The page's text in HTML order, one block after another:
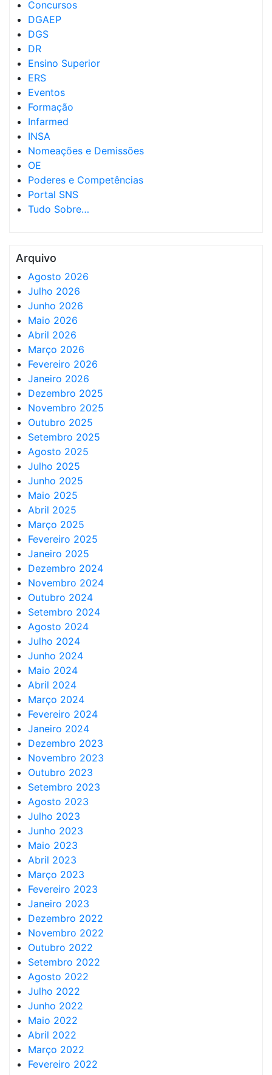
Concursos
DGAEP
DGS
DR
Ensino Superior
ERS
Eventos
Formação
Infarmed
INSA
Nomeações e Demissões
OE
Poderes e Competências
Portal SNS
Tudo Sobre…
Arquivo
Agosto 2026
Julho 2026
Junho 2026
Maio 2026
Abril 2026
Março 2026
Fevereiro 2026
Janeiro 2026
Dezembro 2025
Novembro 2025
Outubro 2025
Setembro 2025
Agosto 2025
Julho 2025
Junho 2025
Maio 2025
Abril 2025
Março 2025
Fevereiro 2025
Janeiro 2025
Dezembro 2024
Novembro 2024
Outubro 2024
Setembro 2024
Agosto 2024
Julho 2024
Junho 2024
Maio 2024
Abril 2024
Março 2024
Fevereiro 2024
Janeiro 2024
Dezembro 2023
Novembro 2023
Outubro 2023
Setembro 2023
Agosto 2023
Julho 2023
Junho 2023
Maio 2023
Abril 2023
Março 2023
Fevereiro 2023
Janeiro 2023
Dezembro 2022
Novembro 2022
Outubro 2022
Setembro 2022
Agosto 2022
Julho 2022
Junho 2022
Maio 2022
Abril 2022
Março 2022
Fevereiro 2022